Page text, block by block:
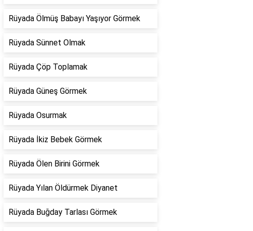
Rüyada Ölmüş Babayı Yaşıyor Görmek
Rüyada Sünnet Olmak
Rüyada Çöp Toplamak
Rüyada Güneş Görmek
Rüyada Osurmak
Rüyada İkiz Bebek Görmek
Rüyada Ölen Birini Görmek
Rüyada Yılan Öldürmek Diyanet
Rüyada Buğday Tarlası Görmek